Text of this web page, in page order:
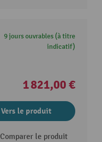
9 jours ouvrables (à titre
indicatif)
1 821,00 €
Vers le produit
Comparer le produit